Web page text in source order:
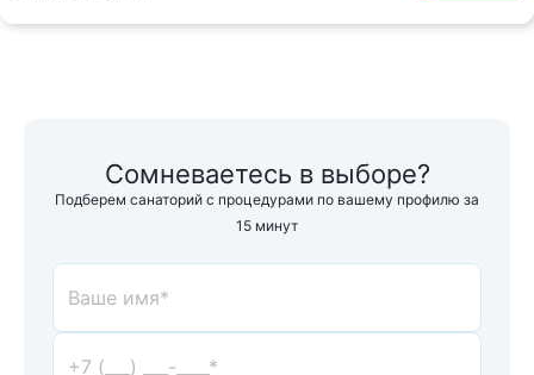
Сомневаетесь в выборе?
Подберем санаторий с процедурами по вашему профилю за
15 минут